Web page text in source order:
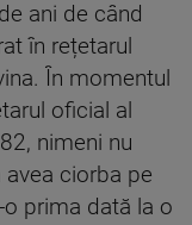
ani de când
în rețetarul
În momentul
oficial al
nimeni nu
ciorba pe
prima dată la o